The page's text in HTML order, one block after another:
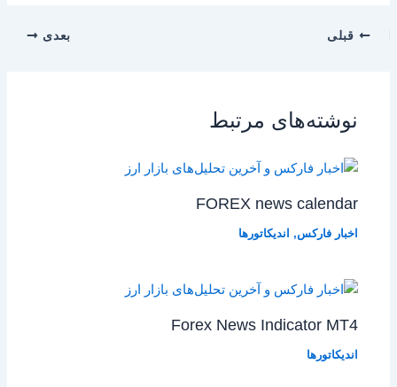
قبلی بعدی
نوشته‌های مرتبط
FOREX news calendar
اخبار فارکس, اندیکاتورها
Forex News Indicator MT4
اندیکاتورها